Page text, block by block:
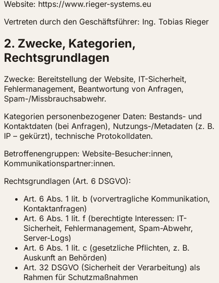
Website: https://www.rieger-systems.eu
Vertreten durch den Geschäftsführer: Ing. Tobias Rieger
2. Zwecke, Kategorien,
Rechtsgrundlagen
Zwecke: Bereitstellung der Website, IT-Sicherheit,
Fehlermanagement, Beantwortung von Anfragen,
Spam-/Missbrauchsabwehr.
Kategorien personenbezogener Daten: Bestands- und
Kontaktdaten (bei Anfragen), Nutzungs-/Metadaten (z. B.
IP – gekürzt), technische Protokolldaten.
Betroffenengruppen: Website-Besucher:innen,
Kommunikationspartner:innen.
Rechtsgrundlagen (Art. 6 DSGVO):
Art. 6 Abs. 1 lit. b (vorvertragliche Kommunikation,
Kontaktanfragen)
Art. 6 Abs. 1 lit. f (berechtigte Interessen: IT-
Sicherheit, Fehlermanagement, Spam-Abwehr,
Server-Logs)
Art. 6 Abs. 1 lit. c (gesetzliche Pflichten, z. B.
Auskunft an Behörden)
Art. 32 DSGVO (Sicherheit der Verarbeitung) als
Rahmen für Schutzmaßnahmen